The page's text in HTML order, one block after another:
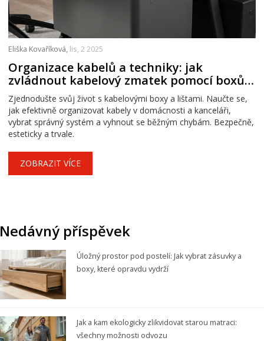
Eliška Kovaříková, lis, 2 2025
Organizace kabelů a techniky: jak
zvládnout kabelový zmatek pomocí boxů a
lišt
Zjednodušte svůj život s kabelovými boxy a lištami. Naučte se,
jak efektivně organizovat kabely v domácnosti a kanceláři,
vybrat správný systém a vyhnout se běžným chybám. Bezpečně,
esteticky a trvale.
ZOBRAZIT VÍCE
Nedávný příspěvek
Úložný prostor pod postelí: Jak vybrat zásuvky a
boxy, které opravdu vydrží
Jak a kam ekologicky zlikvidovat starou matraci:
všechny možnosti odvozu